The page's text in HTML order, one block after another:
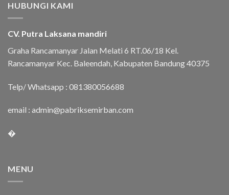
HUBUNGI KAMI
CV. Putra Laksana mandiri
Graha Rancamanyar Jalan Melati 6 RT.06/18 Kel.
Rancamanyar Kec. Baleendah, Kabupaten Bandung 40375
Telp/ Whatsapp : 081380056688
email : admin@pabriksemirban.com
�
MENU